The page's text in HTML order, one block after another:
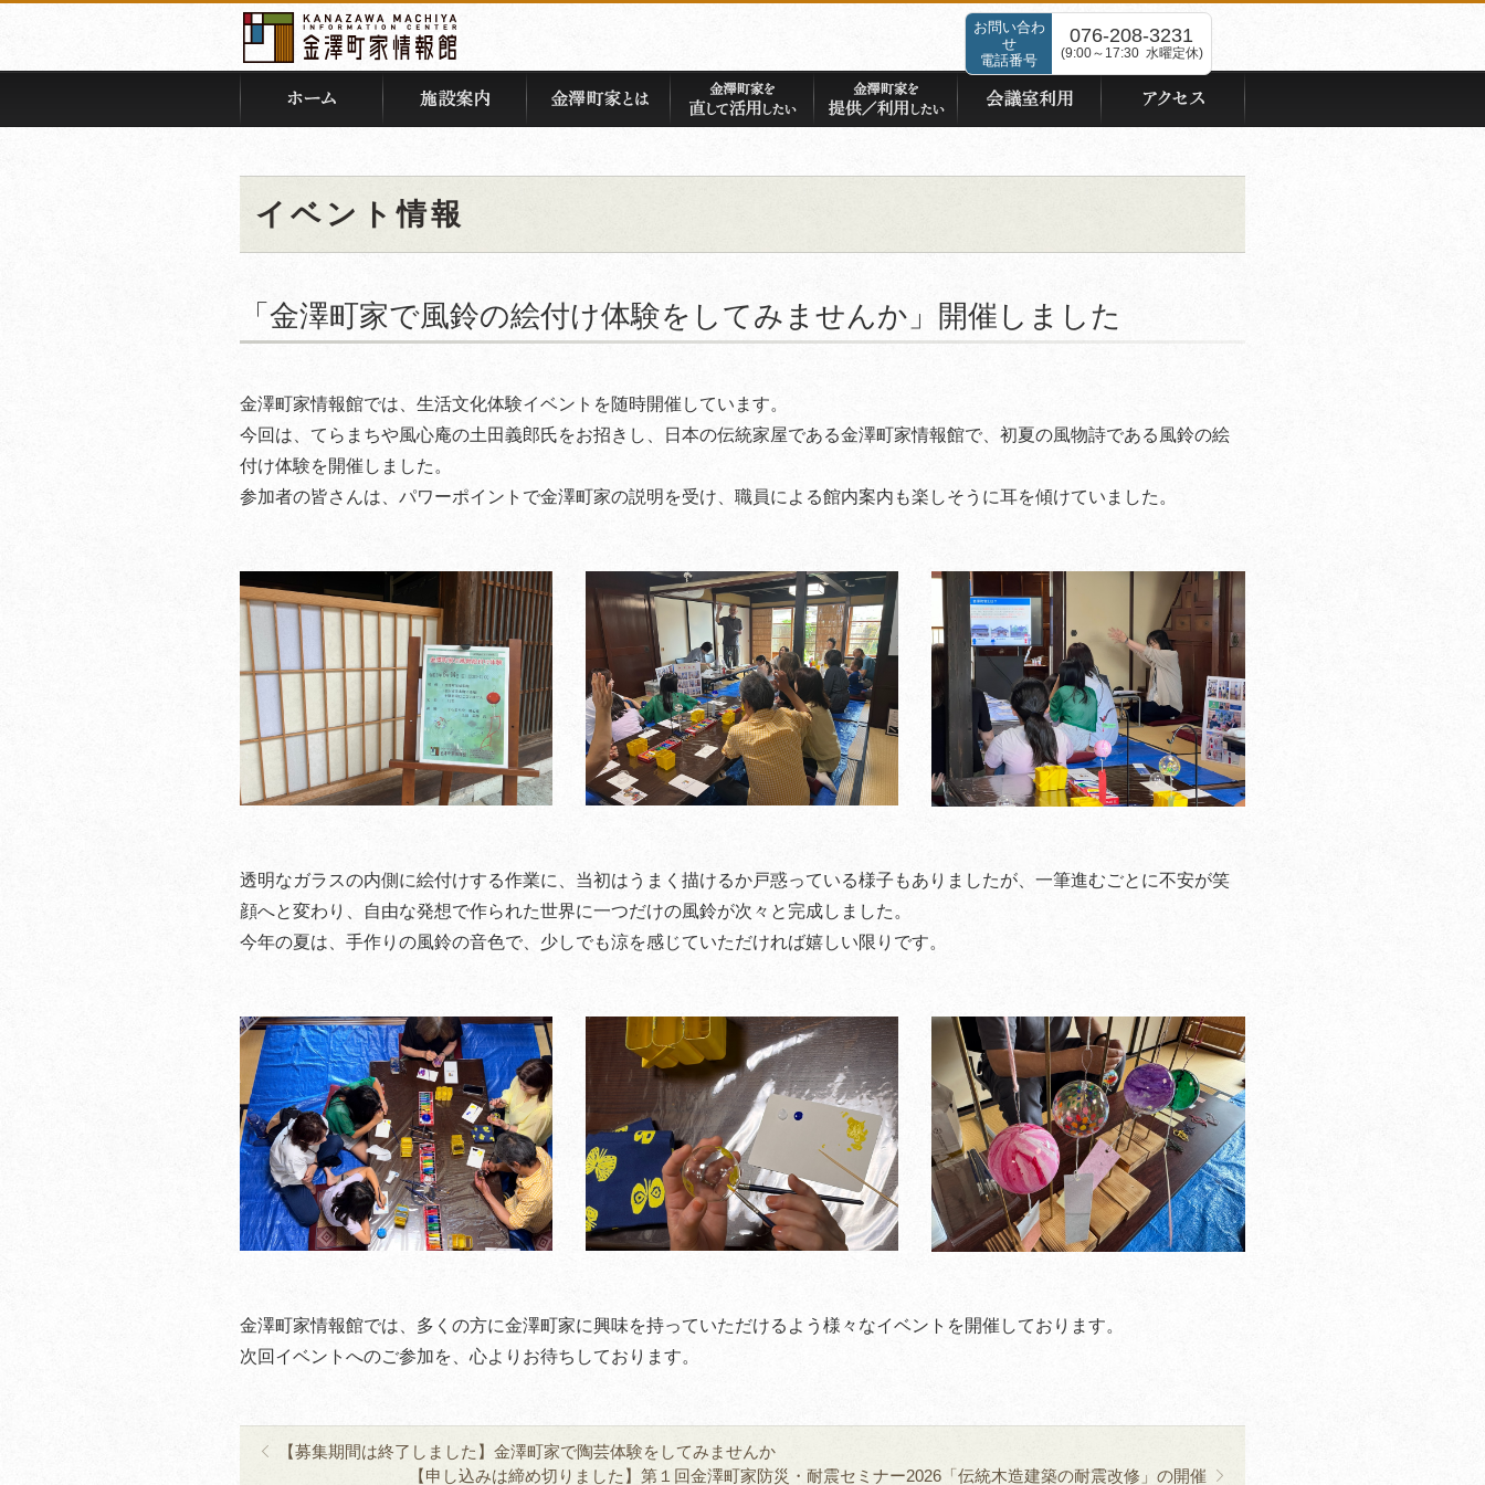
お問い合わ
せ
電話番号
076-208-3231
(9:00～17:30 水曜定休)
イベント情報
「金澤町家で風鈴の絵付け体験をしてみませんか」開催しました
金澤町家情報館では、生活文化体験イベントを随時開催しています。
今回は、てらまちや風心庵の土田義郎氏をお招きし、日本の伝統家屋である金澤町家情報館で、初夏の風物詩である風鈴の絵
付け体験を開催しました。
参加者の皆さんは、パワーポイントで金澤町家の説明を受け、職員による館内案内も楽しそうに耳を傾けていました。
透明なガラスの内側に絵付けする作業に、当初はうまく描けるか戸惑っている様子もありましたが、一筆進むごとに不安が笑
顔へと変わり、自由な発想で作られた世界に一つだけの風鈴が次々と完成しました。
今年の夏は、手作りの風鈴の音色で、少しでも涼を感じていただければ嬉しい限りです。
金澤町家情報館では、多くの方に金澤町家に興味を持っていただけるよう様々なイベントを開催しております。
次回イベントへのご参加を、心よりお待ちしております。
【募集期間は終了しました】金澤町家で陶芸体験をしてみませんか
【申し込みは締め切りました】第１回金澤町家防災・耐震セミナー2026「伝統木造建築の耐震改修」の開催